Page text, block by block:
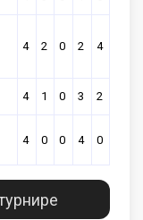
4 2 0 2 4
4 1 0 3 2
4 0 0 4 0